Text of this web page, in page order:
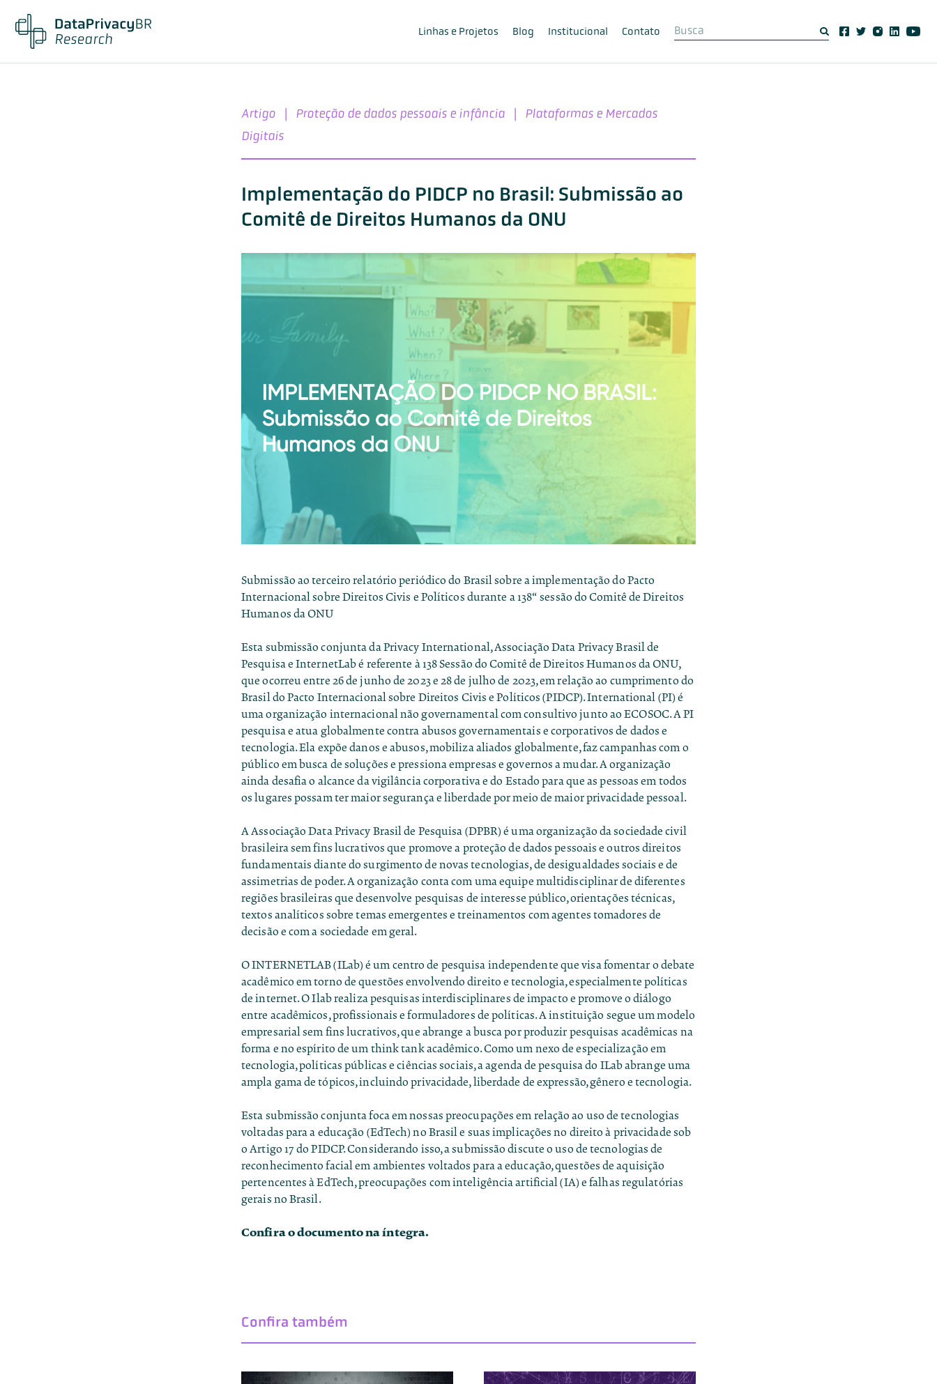
Linhas e Projetos Blog Institucional Contato
Artigo Proteção de dados pessoais e infância
Plataformas e Mercados
Digitais
Implementação do PIDCP no Brasil: Submissão ao
Comitê de Direitos Humanos da ONU
Submissão ao terceiro relatório periódico do Brasil sobre a implementação do Pacto
Internacional sobre Direitos Civis e Políticos durante a 138“ sessão do Comitê de Direitos
Humanos da ONU
Esta submissão conjunta da Privacy International, Associação Data Privacy Brasil de
Pesquisa e InternetLab é referente à 138 Sessão do Comitê de Direitos Humanos da ONU,
que ocorreu entre 26 de junho de 2023 e 28 de julho de 2023, em relação ao cumprimento do
Brasil do Pacto Internacional sobre Direitos Civis e Políticos (PIDCP). International (PI) é
uma organização internacional não governamental com consultivo junto ao ECOSOC. A PI
pesquisa e atua globalmente contra abusos governamentais e corporativos de dados e
tecnologia. Ela expõe danos e abusos, mobiliza aliados globalmente, faz campanhas com o
público em busca de soluções e pressiona empresas e governos a mudar. A organização
ainda desafia o alcance da vigilância corporativa e do Estado para que as pessoas em todos
os lugares possam ter maior segurança e liberdade por meio de maior privacidade pessoal.
A Associação Data Privacy Brasil de Pesquisa (DPBR) é uma organização da sociedade civil
brasileira sem fins lucrativos que promove a proteção de dados pessoais e outros direitos
fundamentais diante do surgimento de novas tecnologias, de desigualdades sociais e de
assimetrias de poder. A organização conta com uma equipe multidisciplinar de diferentes
regiões brasileiras que desenvolve pesquisas de interesse público, orientações técnicas,
textos analíticos sobre temas emergentes e treinamentos com agentes tomadores de
decisão e com a sociedade em geral.
O INTERNETLAB (ILab) é um centro de pesquisa independente que visa fomentar o debate
acadêmico em torno de questões envolvendo direito e tecnologia, especialmente políticas
de internet. O Ilab realiza pesquisas interdisciplinares de impacto e promove o diálogo
entre acadêmicos, profissionais e formuladores de políticas. A instituição segue um modelo
empresarial sem fins lucrativos, que abrange a busca por produzir pesquisas acadêmicas na
forma e no espírito de um think tank acadêmico. Como um nexo de especialização em
tecnologia, políticas públicas e ciências sociais, a agenda de pesquisa do ILab abrange uma
ampla gama de tópicos, incluindo privacidade, liberdade de expressão, gênero e tecnologia.
Esta submissão conjunta foca em nossas preocupações em relação ao uso de tecnologias
voltadas para a educação (EdTech) no Brasil e suas implicações no direito à privacidade sob
o Artigo 17 do PIDCP. Considerando isso, a submissão discute o uso de tecnologias de
reconhecimento facial em ambientes voltados para a educação, questões de aquisição
pertencentes à EdTech, preocupações com inteligência artificial (IA) e falhas regulatórias
gerais no Brasil.
Confira o documento na íntegra.
Confira também